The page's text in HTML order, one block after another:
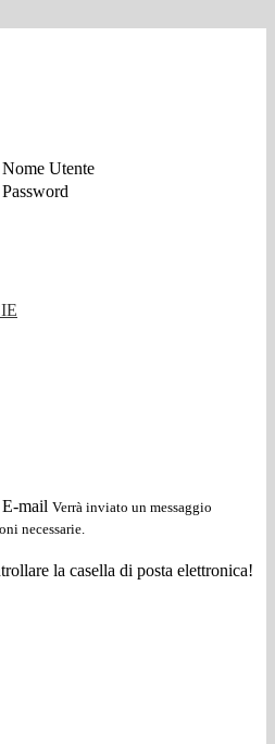
Nome Utente
Password
E-mail Verrà inviato un messaggio
necessarie.
la casella di posta elettronica!